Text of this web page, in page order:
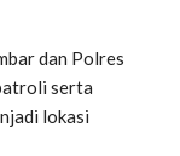
dan Polres
serta
lokasi